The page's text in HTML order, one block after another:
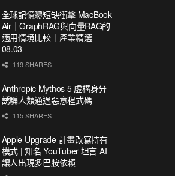
全球記憶體短缺衝擊 MacBook
Air｜GraphRAG與向量RAG的
適用情境比較｜產業精選
08.03
119 SHARES
Anthropic Mythos 5 虛構身分
誘騙人類通過惡意程式碼
115 SHARES
Apple Upgrade 計畫改寫持有
模式 | 知名 YouTuber 坦言 AI
讓人出現多巴胺依賴